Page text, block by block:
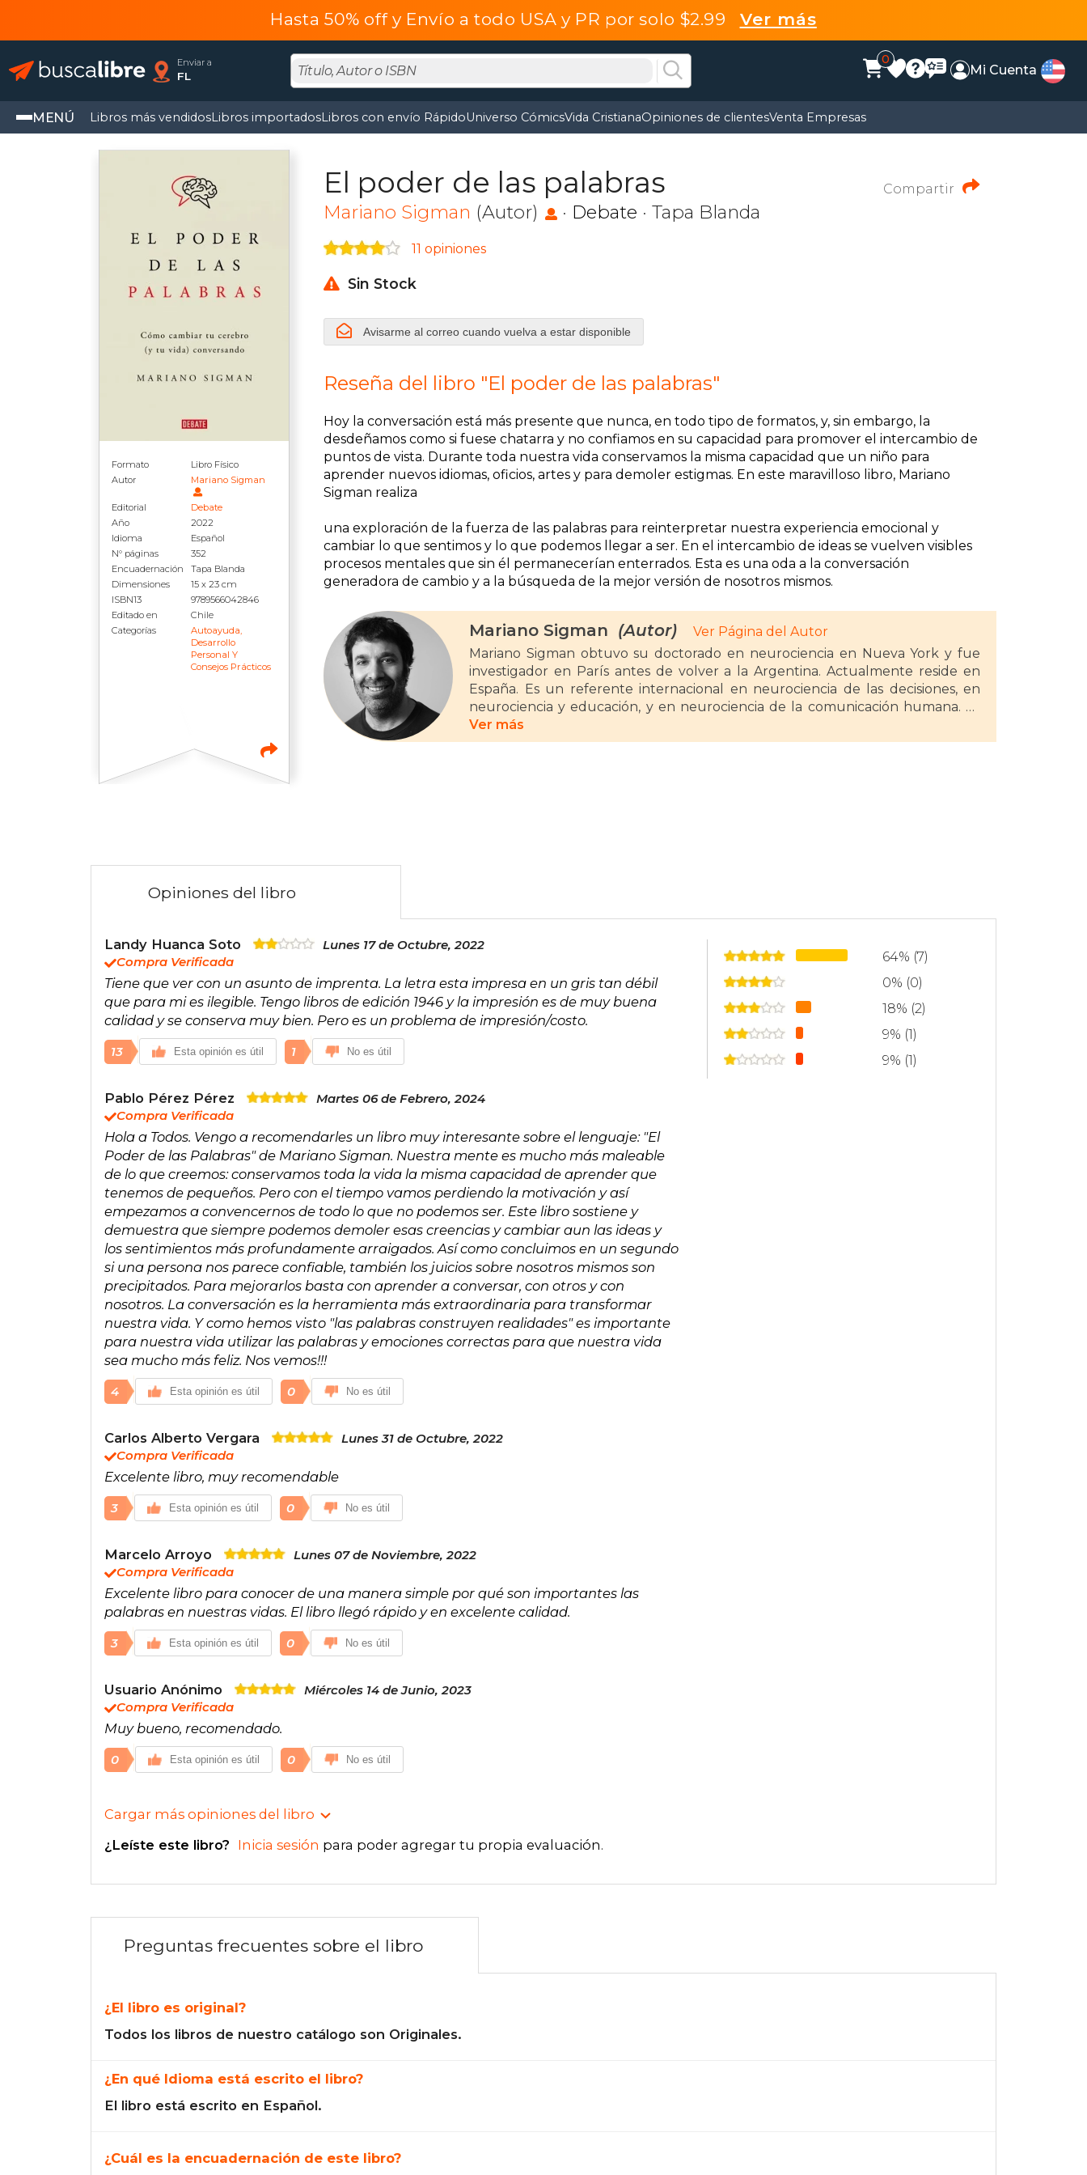
Hasta 50% off y Envío a todo USA y PR por solo $2.99 Ver más
Enviar a
FL
0
Mi Cuenta
MENÚ Libros más vendidosLibros importadosLibros con envío RápidoUniverso CómicsVida CristianaOpiniones de clientesVenta Empresas
Formato
Libro Físico
Autor
Mariano Sigman
Editorial
Debate
Año
2022
Idioma
Español
N° páginas
352
Encuadernación
Tapa Blanda
Dimensiones
15 x 23 cm
ISBN13
9789566042846
Editado en
Chile
Categorías
Autoayuda,
Desarrollo
Personal Y
Consejos Prácticos
Compartir
El poder de las palabras
Mariano Sigman (Autor) · Debate · Tapa Blanda
11 opiniones
Sin Stock
Avisarme al correo cuando vuelva a estar disponible
Reseña del libro "El poder de las palabras"
Hoy la conversación está más presente que nunca, en todo tipo de formatos, y, sin embargo, la
desdeñamos como si fuese chatarra y no confiamos en su capacidad para promover el intercambio de
puntos de vista. Durante toda nuestra vida conservamos la misma capacidad que un niño para
aprender nuevos idiomas, oficios, artes y para demoler estigmas. En este maravilloso libro, Mariano
Sigman realiza
una exploración de la fuerza de las palabras para reinterpretar nuestra experiencia emocional y
cambiar lo que sentimos y lo que podemos llegar a ser. En el intercambio de ideas se vuelven visibles
procesos mentales que sin él permanecerían enterrados. Esta es una oda a la conversación
generadora de cambio y a la búsqueda de la mejor versión de nosotros mismos.
Mariano Sigman (Autor)
Ver Página del Autor
Mariano Sigman obtuvo su doctorado en neurociencia en Nueva York y fue
investigador en París antes de volver a la Argentina. Actualmente reside en
España. Es un referente internacional en neurociencia de las decisiones, en
neurociencia y educación, y en neurociencia de la comunicación humana. Es
uno de los directores del Human Brain Project, el esfuerzo más vasto del
mundo por entender y emular el cerebro humano. Trabajó con magos,
Ver más
Opiniones del libro
Landy Huanca Soto
Lunes 17 de Octubre, 2022
Compra Verificada
Tiene que ver con un asunto de imprenta. La letra esta impresa en un gris tan débil
que para mi es ilegible. Tengo libros de edición 1946 y la impresión es de muy buena
calidad y se conserva muy bien. Pero es un problema de impresión/costo.
13 Esta opinión es útil 1 No es útil
Pablo Pérez Pérez
Martes 06 de Febrero, 2024
Compra Verificada
Hola a Todos. Vengo a recomendarles un libro muy interesante sobre el lenguaje: "El
Poder de las Palabras" de Mariano Sigman. Nuestra mente es mucho más maleable
de lo que creemos: conservamos toda la vida la misma capacidad de aprender que
tenemos de pequeños. Pero con el tiempo vamos perdiendo la motivación y así
empezamos a convencernos de todo lo que no podemos ser. Este libro sostiene y
demuestra que siempre podemos demoler esas creencias y cambiar aun las ideas y
los sentimientos más profundamente arraigados. Así como concluimos en un segundo
si una persona nos parece confiable, también los juicios sobre nosotros mismos son
precipitados. Para mejorarlos basta con aprender a conversar, con otros y con
nosotros. La conversación es la herramienta más extraordinaria para transformar
nuestra vida. Y como hemos visto "las palabras construyen realidades" es importante
para nuestra vida utilizar las palabras y emociones correctas para que nuestra vida
sea mucho más feliz. Nos vemos!!!
4 Esta opinión es útil 0 No es útil
Carlos Alberto Vergara
Lunes 31 de Octubre, 2022
Compra Verificada
Excelente libro, muy recomendable
3 Esta opinión es útil 0 No es útil
Marcelo Arroyo
Lunes 07 de Noviembre, 2022
Compra Verificada
Excelente libro para conocer de una manera simple por qué son importantes las
palabras en nuestras vidas. El libro llegó rápido y en excelente calidad.
3 Esta opinión es útil 0 No es útil
Usuario Anónimo
Miércoles 14 de Junio, 2023
Compra Verificada
Muy bueno, recomendado.
0 Esta opinión es útil 0 No es útil
Cargar más opiniones del libro
¿Leíste este libro? Inicia sesión para poder agregar tu propia evaluación.
64% (7)
0% (0)
18% (2)
9% (1)
9% (1)
Preguntas frecuentes sobre el libro
¿El libro es original?
Todos los libros de nuestro catálogo son Originales.
¿En qué Idioma está escrito el libro?
El libro está escrito en Español.
¿Cuál es la encuadernación de este libro?